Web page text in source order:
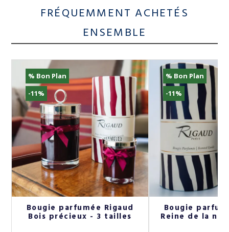
FRÉQUEMMENT ACHETÉS
ENSEMBLE
% Bon Plan
-11%
Bougie parfumée Rigaud
Bois précieux - 3 tailles
% Bon Plan
-11%
Bougie
Reine de la